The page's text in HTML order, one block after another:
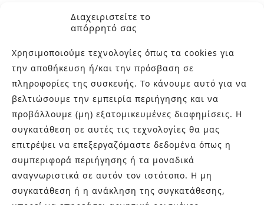
Διαχειριστείτε το
απόρρητό σας
Χρησιμοποιούμε τεχνολογίες όπως τα cookies για
την αποθήκευση ή/και την πρόσβαση σε
πληροφορίες της συσκευής. Το κάνουμε αυτό για να
βελτιώσουμε την εμπειρία περιήγησης και να
προβάλλουμε (μη) εξατομικευμένες διαφημίσεις. Η
συγκατάθεση σε αυτές τις τεχνολογίες θα μας
επιτρέψει να επεξεργαζόμαστε δεδομένα όπως η
συμπεριφορά περιήγησης ή τα μοναδικά
αναγνωριστικά σε αυτόν τον ιστότοπο. Η μη
συγκατάθεση ή η ανάκληση της συγκατάθεσης,
ΙΔΈΕΣ ΓΙΑ ΠΛΑΚΆΚΙΑ ΚΟΥΖΊΝΑΣ
ΙΔΙΑΊΤΕΡΑ ΠΛΑΚΆΚΙΑ ΚΟΥΖΊΝΑΣ
ΙΔΙΑΊΤΕΡΕΣ ΨΗΦΊΔΕΣ ΠΙΣΊΝΑΣ
ΚΑΘΑΡΙΣΤΙΚΌ ΑΛΆΤΩΝ ΜΑΡΟΚΙΝΆ ΠΛΑΚΆΚΙΑ
ΜΠΑΝΙΈΡΕΣ ΕΛΕΎΘΕΡΗΣ ΤΟΠΟΘΈΤΗΣΗΣ ΝΙΠΤΉΡΕΣ
ΝΙΠΤΉΡΕΣ ΜΠΆΝΙΟΥ ΠΙΣΊΝΕΣ
ΠΛΑΚΆΚΙΑ ΓΙΑ ΕΠΈΝΔΥΣΗ ΤΟΊΧΩΝ
ΠΛΑΚΆΚΙΑ ΕΞΩΤΕΡΙΚΟΎ ΧΏΡΟΥ ΠΛΑΚΆΚΙΑ ΚΟΥΖΊΝΑΣ